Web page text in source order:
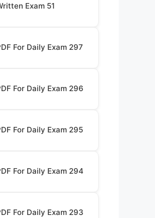
Exam 51
For Daily Exam 297
For Daily Exam 296
For Daily Exam 295
For Daily Exam 294
For Daily Exam 293